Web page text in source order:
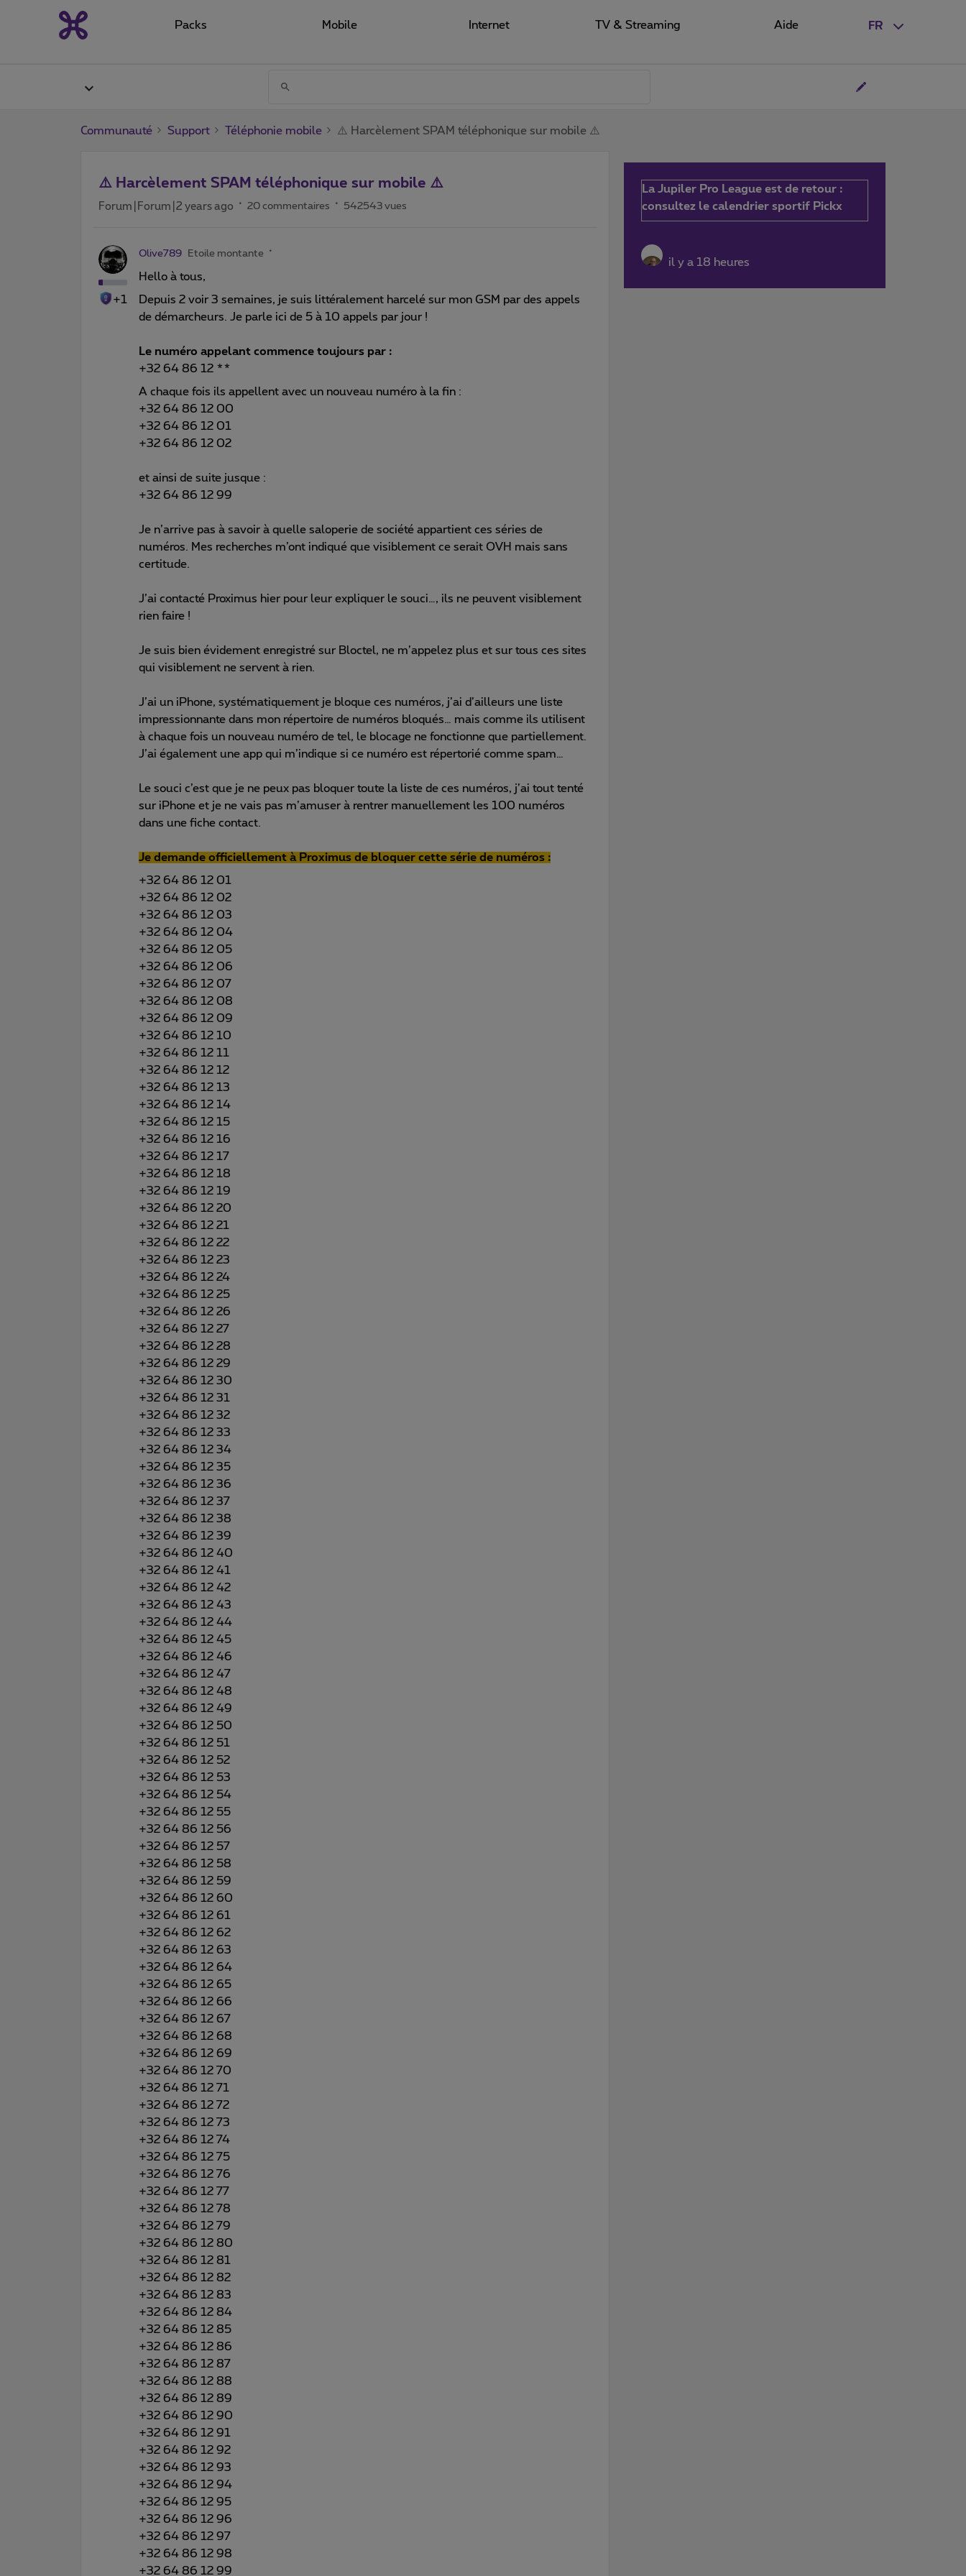
FR
Packs Mobile Internet TV & Streaming Aide
Communauté Support Téléphonie mobile ⚠️ Harcèlement SPAM téléphonique sur mobile ⚠️
⚠️ Harcèlement SPAM téléphonique sur mobile ⚠️
Forum|Forum|2 years ago 20 commentaires 542543 vues
+1
Olive789 Etoile montante
Hello à tous,
Depuis 2 voir 3 semaines, je suis littéralement harcelé sur mon GSM par des appels
de démarcheurs. Je parle ici de 5 à 10 appels par jour !
Le numéro appelant commence toujours par :
+32 64 86 12 **
A chaque fois ils appellent avec un nouveau numéro à la fin :
+32 64 86 12 00
+32 64 86 12 01
+32 64 86 12 02
et ainsi de suite jusque :
+32 64 86 12 99
Je n’arrive pas à savoir à quelle saloperie de société appartient ces séries de
numéros. Mes recherches m’ont indiqué que visiblement ce serait OVH mais sans
certitude.
J’ai contacté Proximus hier pour leur expliquer le souci…, ils ne peuvent visiblement
rien faire !
Je suis bien évidement enregistré sur Bloctel, ne m’appelez plus et sur tous ces sites
qui visiblement ne servent à rien.
J’ai un iPhone, systématiquement je bloque ces numéros, j’ai d’ailleurs une liste
impressionnante dans mon répertoire de numéros bloqués… mais comme ils utilisent
à chaque fois un nouveau numéro de tel, le blocage ne fonctionne que partiellement.
J’ai également une app qui m’indique si ce numéro est répertorié comme spam…
Le souci c’est que je ne peux pas bloquer toute la liste de ces numéros, j’ai tout tenté
sur iPhone et je ne vais pas m’amuser à rentrer manuellement les 100 numéros
dans une fiche contact.
Je demande officiellement à Proximus de bloquer cette série de numéros :
+32 64 86 12 01
+32 64 86 12 02
+32 64 86 12 03
+32 64 86 12 04
+32 64 86 12 05
+32 64 86 12 06
+32 64 86 12 07
+32 64 86 12 08
+32 64 86 12 09
+32 64 86 12 10
+32 64 86 12 11
+32 64 86 12 12
+32 64 86 12 13
+32 64 86 12 14
+32 64 86 12 15
+32 64 86 12 16
+32 64 86 12 17
+32 64 86 12 18
+32 64 86 12 19
+32 64 86 12 20
+32 64 86 12 21
+32 64 86 12 22
+32 64 86 12 23
+32 64 86 12 24
+32 64 86 12 25
+32 64 86 12 26
+32 64 86 12 27
+32 64 86 12 28
+32 64 86 12 29
+32 64 86 12 30
+32 64 86 12 31
+32 64 86 12 32
+32 64 86 12 33
+32 64 86 12 34
+32 64 86 12 35
+32 64 86 12 36
+32 64 86 12 37
+32 64 86 12 38
+32 64 86 12 39
+32 64 86 12 40
+32 64 86 12 41
+32 64 86 12 42
+32 64 86 12 43
+32 64 86 12 44
+32 64 86 12 45
+32 64 86 12 46
+32 64 86 12 47
+32 64 86 12 48
+32 64 86 12 49
+32 64 86 12 50
+32 64 86 12 51
+32 64 86 12 52
+32 64 86 12 53
+32 64 86 12 54
+32 64 86 12 55
+32 64 86 12 56
+32 64 86 12 57
+32 64 86 12 58
+32 64 86 12 59
+32 64 86 12 60
+32 64 86 12 61
+32 64 86 12 62
+32 64 86 12 63
+32 64 86 12 64
+32 64 86 12 65
+32 64 86 12 66
+32 64 86 12 67
+32 64 86 12 68
+32 64 86 12 69
+32 64 86 12 70
+32 64 86 12 71
+32 64 86 12 72
+32 64 86 12 73
+32 64 86 12 74
+32 64 86 12 75
+32 64 86 12 76
+32 64 86 12 77
+32 64 86 12 78
+32 64 86 12 79
+32 64 86 12 80
+32 64 86 12 81
+32 64 86 12 82
+32 64 86 12 83
+32 64 86 12 84
+32 64 86 12 85
+32 64 86 12 86
+32 64 86 12 87
+32 64 86 12 88
+32 64 86 12 89
+32 64 86 12 90
+32 64 86 12 91
+32 64 86 12 92
+32 64 86 12 93
+32 64 86 12 94
+32 64 86 12 95
+32 64 86 12 96
+32 64 86 12 97
+32 64 86 12 98
+32 64 86 12 99
La Jupiler Pro League est de retour :
consultez le calendrier sportif Pickx
il y a 18 heures